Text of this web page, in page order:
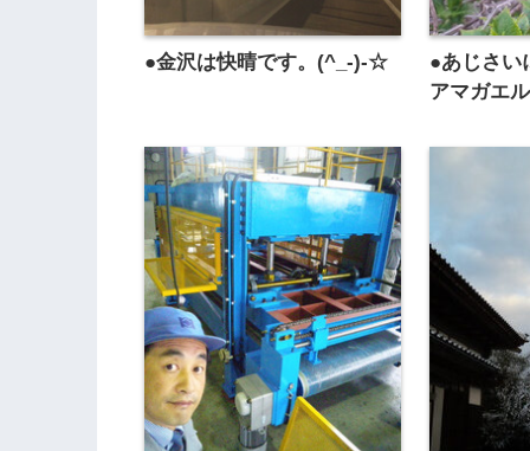
●金沢は快晴です。(^_-)-☆
●あじさい
アマガエ